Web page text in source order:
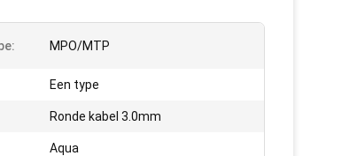
MPO/MTP
Een type
Ronde kabel 3.0mm
Aqua